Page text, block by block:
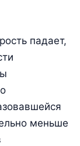
падает,
меньше